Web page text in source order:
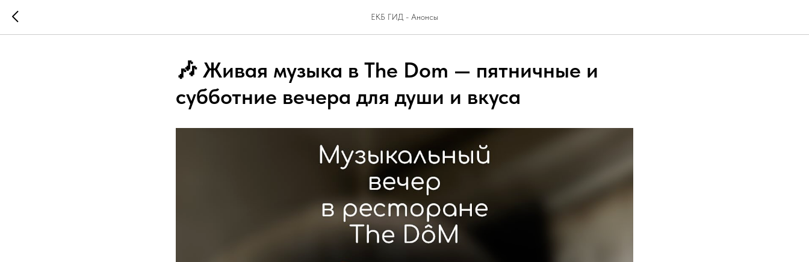
ЕКБ ГИД - Анонсы
🎶 Живая музыка в The Dom — пятничные и
субботние вечера для души и вкуса